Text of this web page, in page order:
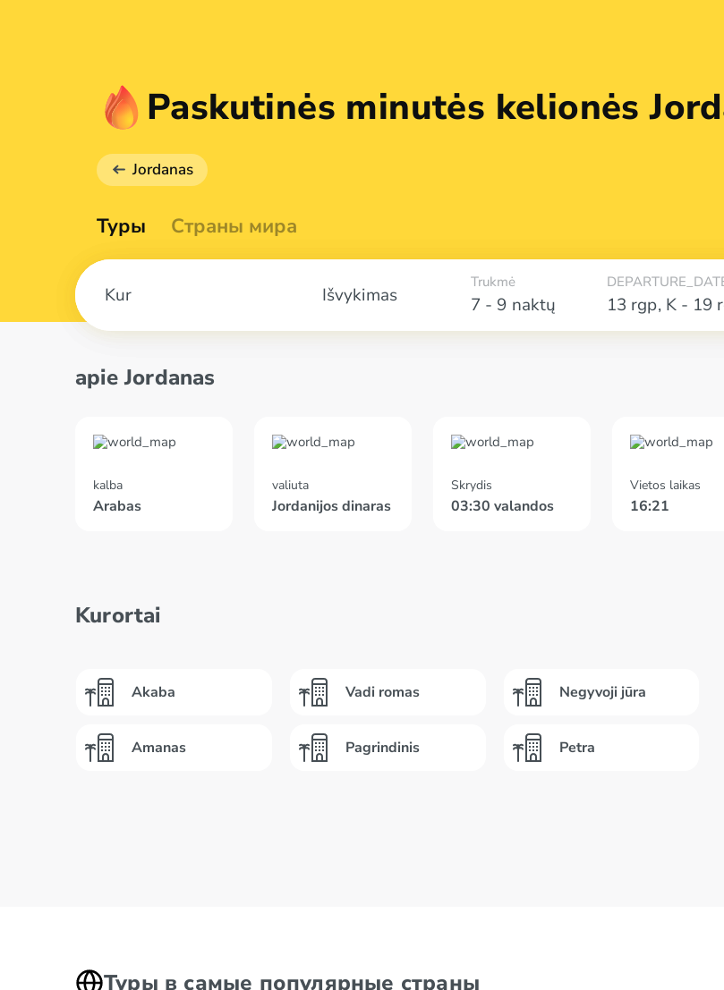
Paskutinės minutės kelionės
Jordanas
Туры Страны мира
Išvykimas 7 - 9 naktų
Trukmė
13 rgp, K- 19
apie Jordanas
kalba
Arabas
valiuta
Jordanijos dinaras
Skrydis
03:30 valandos
Vietos laikas
16:21
Kurortai
Akaba
Amanas
Vadi romas
Pagrindinis
Negyvoji jūra
Petra
Туры в самые популярные страны